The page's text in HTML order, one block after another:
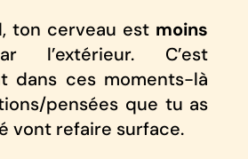
ton cerveau est moins
l’extérieur. C’est
dans ces moments-là
pensées que tu as
vont refaire surface.